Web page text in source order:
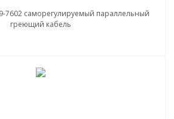
7602 саморегулируемый параллельный
греющий кабель